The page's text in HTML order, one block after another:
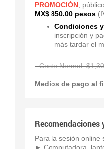
PROMOCIÓN ,
MX$ 850.00 pesos
Condiciones
inscripción y
más tardar el
- Costo Normal:
Medios de pago al
Recomendaciones
Para la sesión online
► Computadora,